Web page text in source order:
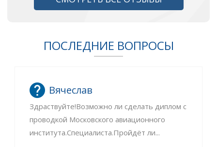
ПОСЛЕДНИЕ ВОПРОСЫ
Вячеслав
Здраствуйте!Возможно ли сделать диплом с
проводкой Московского авиационного
института.Специалиста.Пройдёт ли...